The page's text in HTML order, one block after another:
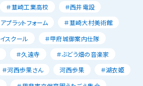
＃韮崎工業高校
＃西井電設
プラットフォーム
＃韮崎大村美術館
スクール
＃甲府城御案内仕隊
＃久遠寺
＃ぶどう畑の音楽家
＃河西歩果さん 河西歩果
＃湖衣姫